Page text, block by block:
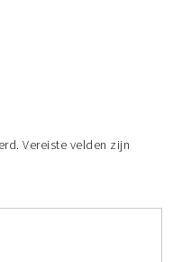
Vereiste velden zijn